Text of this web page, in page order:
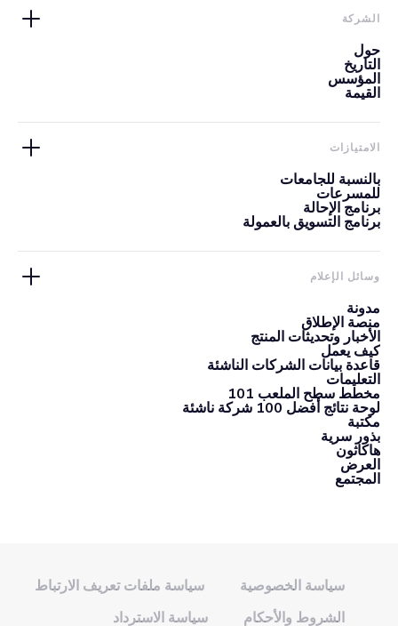
الشركة
حول
التاريخ
المؤسس
القيمة
الامتيازات
بالنسبة للجامعات
للمسرعات
برنامج الإحالة
برنامج التسويق بالعمولة
وسائل الإعلام
مدونة
منصة الإطلاق
الأخبار وتحديثات المنتج
كيف يعمل
قاعدة بيانات الشركات الناشئة
التعليمات
مخطط سطح الملعب 101
لوحة نتائج أفضل 100 شركة ناشئة
مكتبة
بذور سرية
هاكاثون
العرض
المجتمع
سياسة الخصوصية
سياسة ملفات تعريف الارتباط
الشروط والأحكام
سياسة الاسترداد